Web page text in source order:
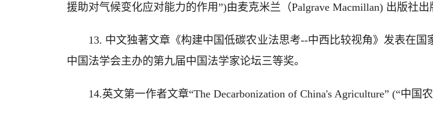
援助对气候变化应对能力的作用”)由麦克米兰（Palgrave Macmillan) 出版社出
13. 中文独著文章《构建中国低碳农业法思考--中西比较视角》发表在
中国法学会主办的第九届中国法学家论坛三等奖。
14.英文第一作者文章“The Decarbonization of China's Agriculture” (“中国